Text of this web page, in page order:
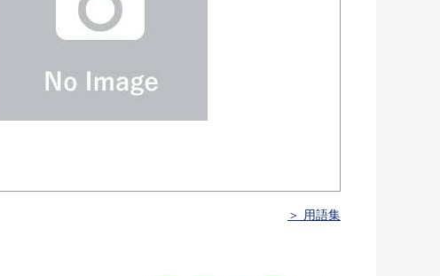
＞ 用語集